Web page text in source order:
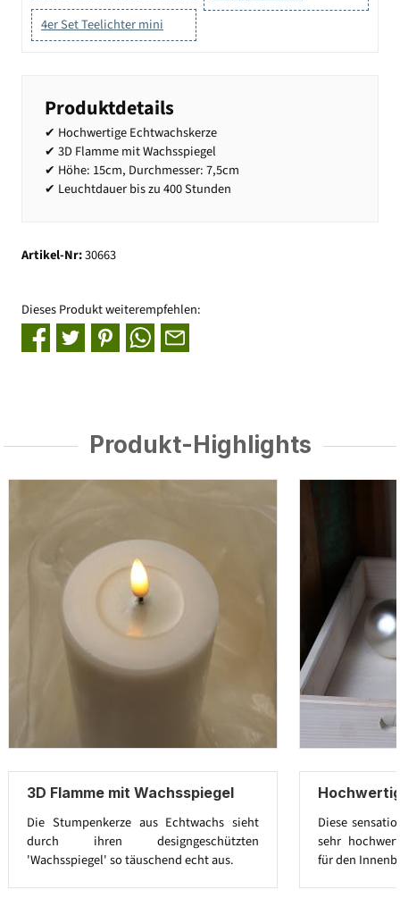
4er Set Teelichter mini
Produktdetails
✔ Hochwertige Echtwachskerze
✔ 3D Flamme mit Wachsspiegel
✔ Höhe: 15cm, Durchmesser: 7,5cm
✔ Leuchtdauer bis zu 400 Stunden
Artikel-Nr:30663
Dieses Produkt weiterempfehlen:
Produkt-Highlights
3D Flamme mit Wachsspiegel
Die Stumpenkerze aus Echtwachs sieht
durch ihren designgeschützten
'Wachsspiegel' so täuschend echt aus.
Diese
sehr
für den